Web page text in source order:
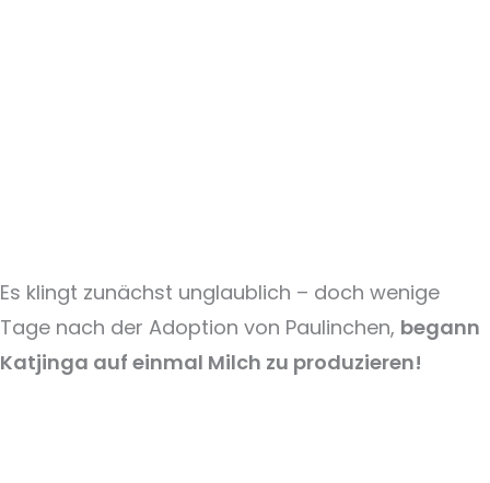
Es klingt zunächst unglaublich – doch wenige
Tage nach der Adoption von Paulinchen, begann
Katjinga auf einmal Milch zu produzieren!